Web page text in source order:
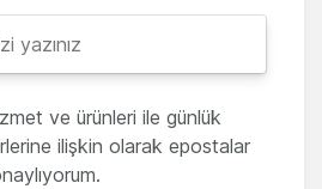
ve ürünleri ile günlük
ilişkin olarak epostalar